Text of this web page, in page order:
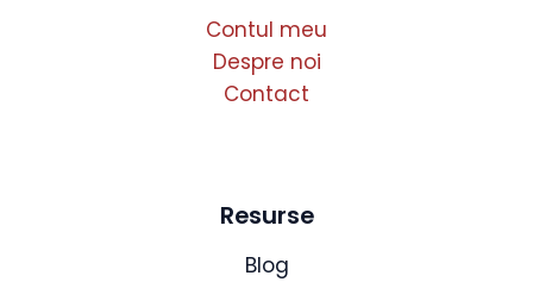
Contul meu
Despre noi
Contact
Resurse
Blog